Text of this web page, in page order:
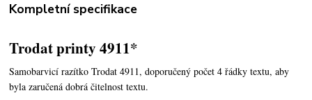
Kompletní specifikace
Trodat printy 4911*
Samobarvicí razítko Trodat 4911, doporučený počet 4 řádky textu,aby
byla zaručená dobrá čitelnost textu.